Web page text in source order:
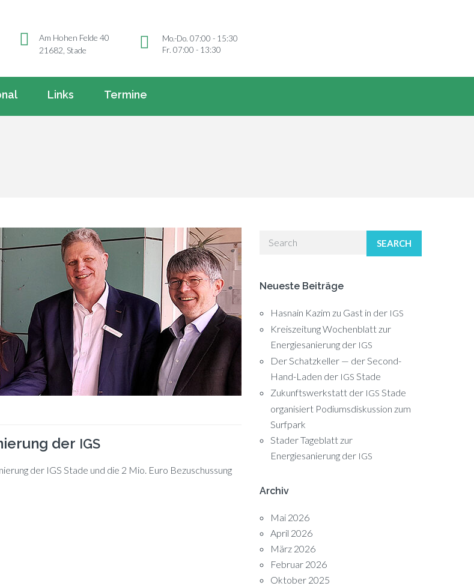
Am Hohen Felde 40
21682, Stade
Mo.-Do. 07:00 - 15:30
Fr. 07:00 - 13:30
Links Termine
der IGS
der IGS Sta­de und die 2 Mio. Euro Be­zu­schus­sung
SEARCH
Neueste Beiträge
Hasnain Kazim zu Gast in der IGS
Kreiszeitung Wochenblatt zur
Energiesanierung der IGS
Der Schatzkeller — der Second-
Hand-Laden der IGS Stade
Zukunftswerkstatt der IGS Stade
organisiert Podiumsdiskussion zum
Surfpark
Stader Tageblatt zur
Energiesanierung der IGS
Archiv
Mai 2026
April 2026
März 2026
Februar 2026
Oktober 2025